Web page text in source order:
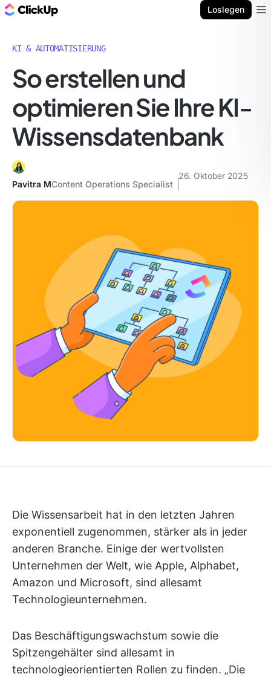
Loslegen
KI & AUTOMATISIERUNG
So erstellen und
optimieren Sie Ihre KI-
Wissensdatenbank
Pavitra MContent Operations Specialist
26. Oktober 2025
Die Wissensarbeit hat in den letzten Jahren
exponentiell zugenommen, stärker als in jeder
anderen Branche. Einige der wertvollsten
Unternehmen der Welt, wie Apple, Alphabet,
Amazon und Microsoft, sind allesamt
Technologieunternehmen.
Das Beschäftigungswachstum sowie die
Spitzengehälter sind allesamt in
technologieorientierten Rollen zu finden. „Die